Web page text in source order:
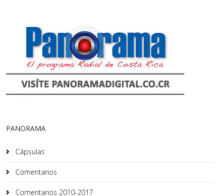
PANORAMA
Cápsulas
Comentarios
Comentarios 2010-2017